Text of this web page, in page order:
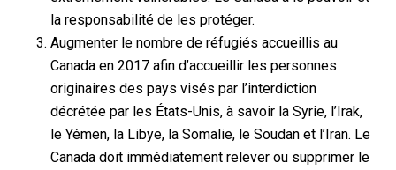
la responsabilité de les protéger.
Augmenter le nombre de réfugiés accueillis au
Canada en 2017 afin d’accueillir les personnes
originaires des pays visés par l’interdiction
décrétée par les États-Unis, à savoir la Syrie, l’Irak,
le Yémen, la Libye, la Somalie, le Soudan et l’Iran. Le
Canada doit immédiatement relever ou supprimer le